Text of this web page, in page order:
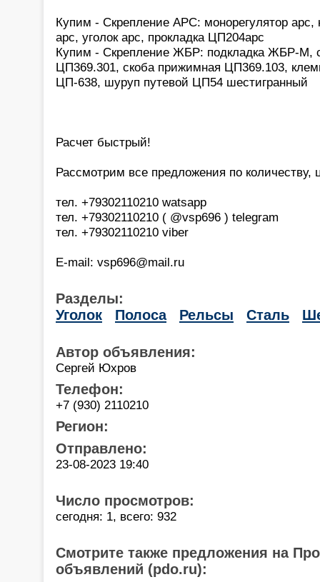
Купим - Скрепление АРС: монорегулятор
арс, уголок арс, прокладка ЦП204арс
Купим - Скрепление ЖБР: подкладка ЖБР-М,
ЦП369.301, скоба прижимная ЦП369.103,
ЦП-638, шуруп путевой ЦП54 шестигранный
Расчет быстрый!
Рассмотрим все предложения по количеству,
тел. +79302110210 watsapp
тел. +79302110210 ( @vsp696 ) telegram
тел. +79302110210 viber
E-mail: vsp696@mail.ru
Разделы:
Уголок
Полоса Рельсы Сталь
Автор объявления:
Сергей Юхров
Телефон:
+7 (930) 2110210
Регион:
Отправлено:
23-08-2023 19:40
Число просмотров:
сегодня: 1, всего: 932
Смотрите также предложения на
объявлений (pdo.ru):